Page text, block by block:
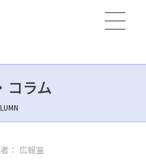
コラム
： 広報室